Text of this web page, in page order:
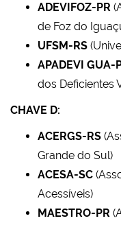
ADEVIFOZ-PR
de Foz do
UFSM-RS
APADEVI GUA-
dos Deficientes
CHAVE D:
ACERGS-RS
Grande do Sul)
ACESA-SC
Acessíveis)
MAESTRO-PR